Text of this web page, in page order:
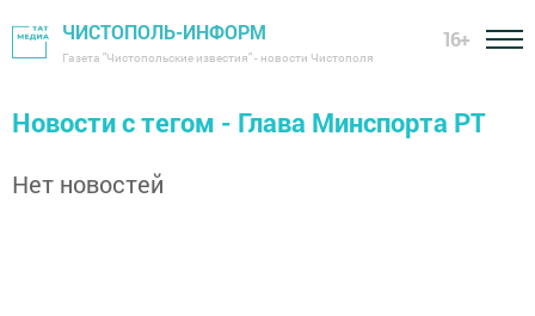
ЧИСТОПОЛЬ-ИНФОРМ
Газета "Чистопольские известия" - новости Чистополя
16+
Новости с тегом - Глава Минспорта РТ
Нет новостей